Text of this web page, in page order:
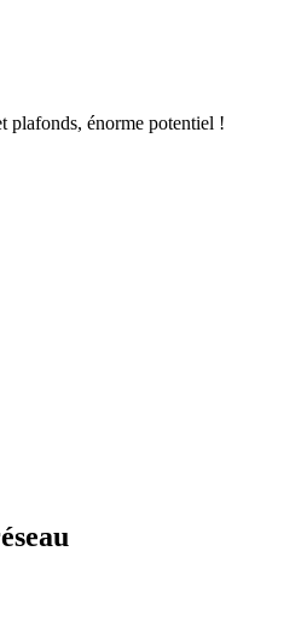
plafonds, énorme potentiel !